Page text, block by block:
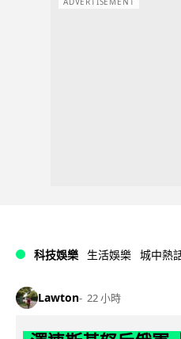
科技娛樂 生活娛樂 城中熱
Lawton 22 小時